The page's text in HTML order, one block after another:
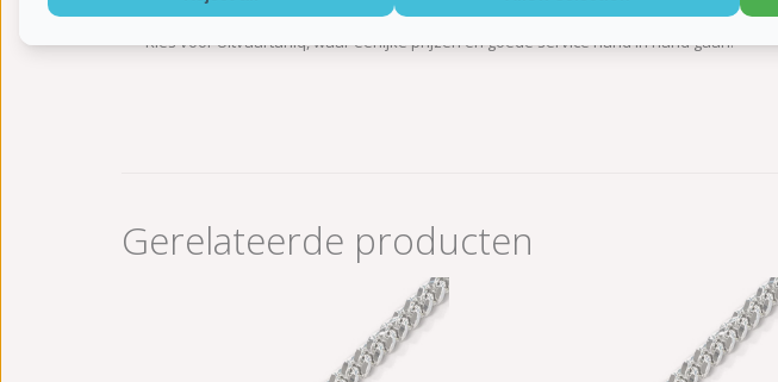
verzameling is zorgvuldig samengesteld, met oog voor detail en betekenis.
Kies voor Uitvaartuniq, waar eerlijke prijzen en goede service hand in hand gaan.
Gerelateerde producten